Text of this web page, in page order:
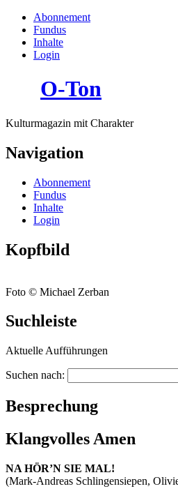
Abonnement
Fundus
Inhalte
Login
O-Ton
Kulturmagazin mit Charakter
Navigation
Abonnement
Fundus
Inhalte
Login
Kopfbild
Foto © Michael Zerban
Suchleiste
Aktuelle Aufführungen
Suchen nach:
Besprechung
Klangvolles Amen
NA HÖR’N SIE MAL!
(Mark-Andreas Schlingensiepen,